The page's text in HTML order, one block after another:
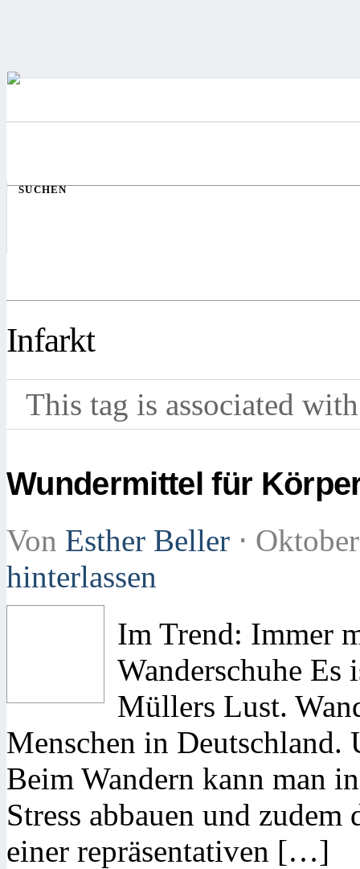
SUCHEN
Infarkt
This tag is associated
Wundermittel für
Von Esther Beller ⋅
hinterlassen
Im Trend: Immer
Wanderschuhe Es
Müllers Lust.
Menschen in Deutschland.
Beim Wandern kann man
Stress abbauen und
einer repräsentativen […]